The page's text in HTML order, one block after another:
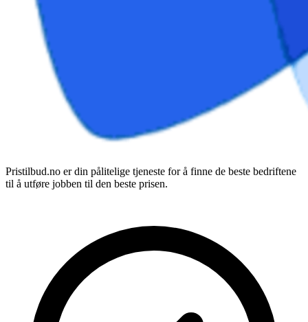
Pristilbud.no er din pålitelige tjeneste for å finne de beste bedriftene
til å utføre jobben til den beste prisen.